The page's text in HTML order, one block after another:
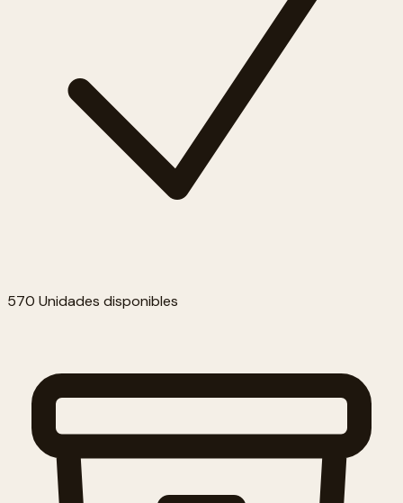
570 Unidades disponibles